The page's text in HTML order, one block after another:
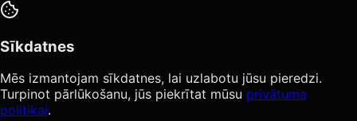
Sīkdatnes
Mēs izmantojam sīkdatnes, lai uzlabotu jūsu pieredzi.
Turpinot pārlūkošanu, jūs piekrītat mūsu privātuma
politikai.